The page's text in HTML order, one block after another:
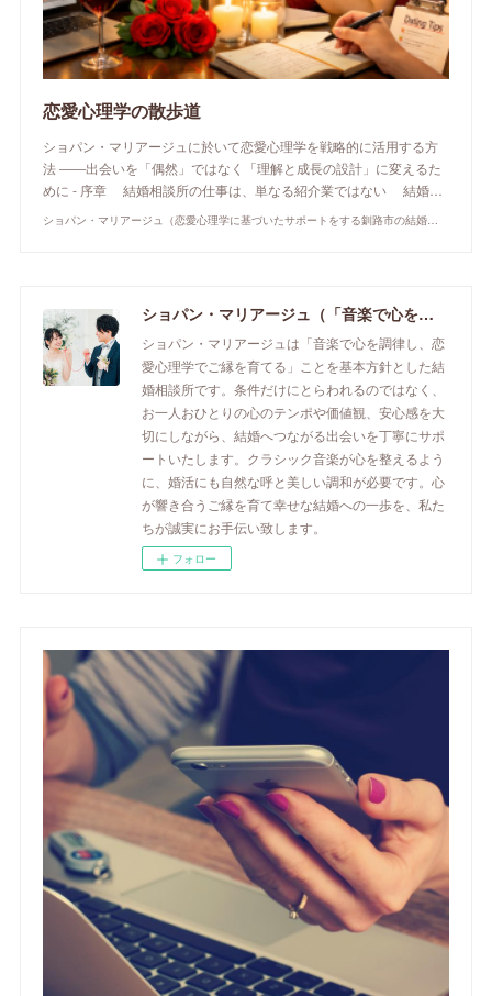
恋愛心理学の散歩道
ショパン・マリアージュに於いて恋愛心理学を戦略的に活用する方
法 ――出会いを「偶然」ではなく「理解と成長の設計」に変えるた
めに - 序章 結婚相談所の仕事は、単なる紹介業ではない 結婚…
ショパン・マリアージュ（恋愛心理学に基づいたサポートをする釧路市の結婚相談所）/ 全国結婚相談事業者連盟正規加盟店 / cherry-piano.com
ショパン・マリアージュ（「音楽で心を調律し恋愛心理学でご縁を育てる」釧路市の結婚相談所）/ 全国結婚相談事業者連盟正規加盟店 / cherry-piano.com
ショパン・マリアージュは「音楽で心を調律し、恋
愛心理学でご縁を育てる」ことを基本方針とした結
婚相談所です。条件だけにとらわれるのではなく、
お一人おひとりの心のテンポや価値観、安心感を大
切にしながら、結婚へつながる出会いを丁寧にサポ
ートいたします。クラシック音楽が心を整えるよう
に、婚活にも自然な呼と美しい調和が必要です。心
が響き合うご縁を育て幸せな結婚への一歩を、私た
ちが誠実にお手伝い致します。
フォロー